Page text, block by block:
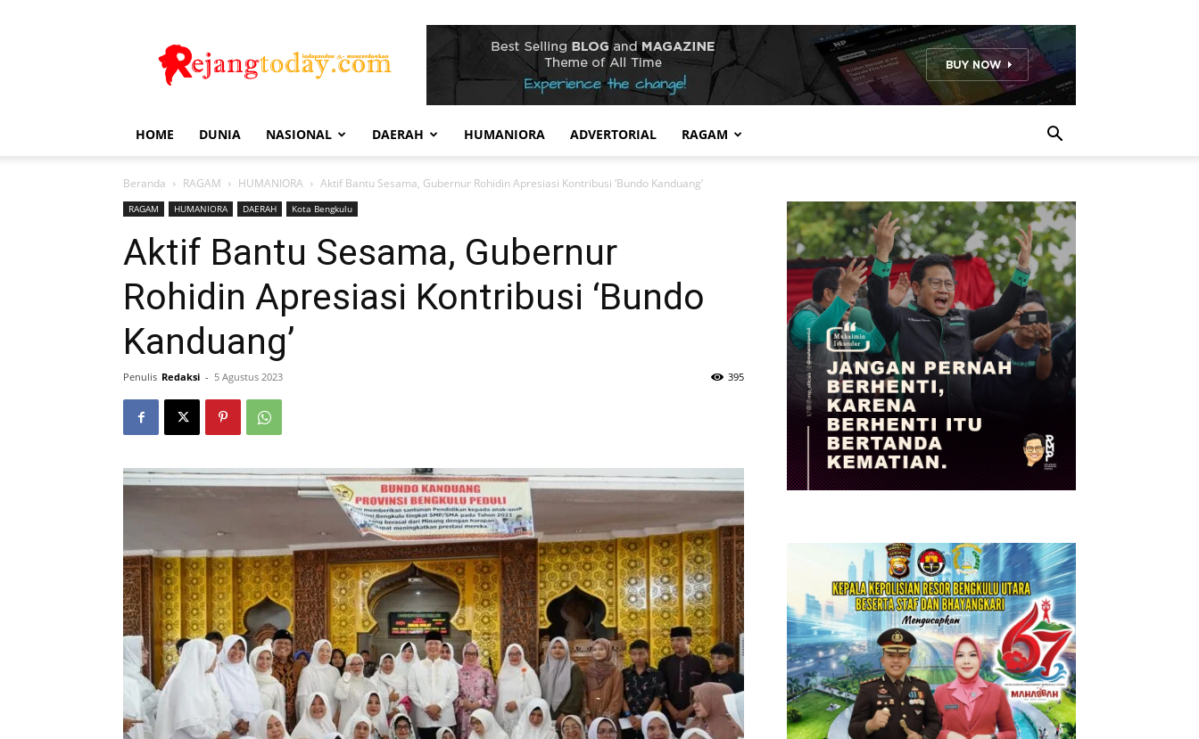
Today
HOME DUNIA NASIONAL DAERAH HUMANIORA ADVERTORIAL RAGAM
Beranda RAGAM HUMANIORA Aktif Bantu Sesama, Gubernur Rohidin Apresiasi Kontribusi ‘Bundo Kanduang’
RAGAM HUMANIORA DAERAH Kota Bengkulu
Aktif Bantu Sesama, Gubernur
Rohidin Apresiasi Kontribusi ‘Bundo
Kanduang’
Penulis Redaksi - 5 Agustus 2023 395